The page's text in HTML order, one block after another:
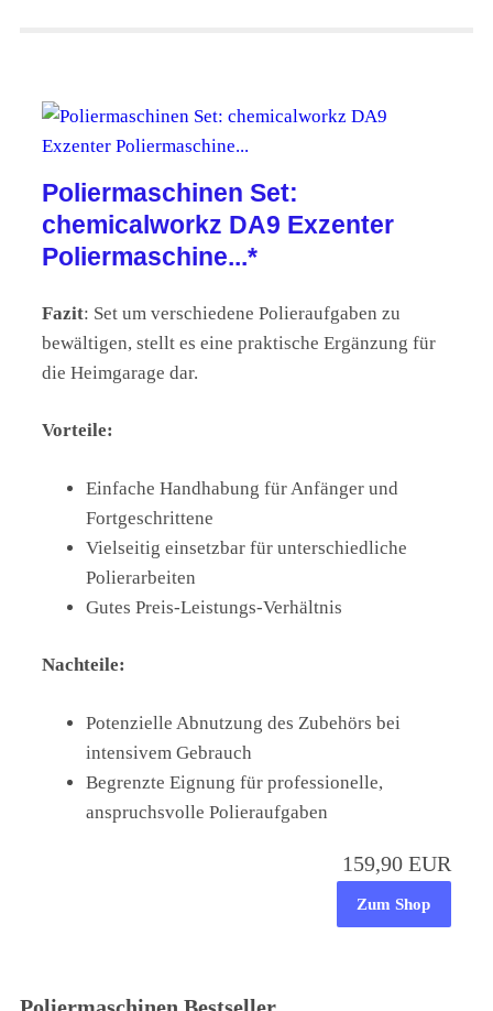
Poliermaschinen Set:
chemicalworkz DA9 Exzenter
Poliermaschine...*
Fazit: Set um verschiedene Polieraufgaben zu
bewältigen, stellt es eine praktische Ergänzung für
die Heimgarage dar.
Vorteile:
Einfache Handhabung für Anfänger und
Fortgeschrittene
Vielseitig einsetzbar für unterschiedliche
Polierarbeiten
Gutes Preis-Leistungs-Verhältnis
Nachteile:
Potenzielle Abnutzung des Zubehörs bei
intensivem Gebrauch
Begrenzte Eignung für professionelle,
anspruchsvolle Polieraufgaben
159,90 EUR
Zum Shop